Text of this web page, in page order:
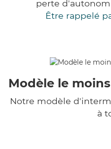
perte
Être rappelé
Modèle le
Notre modèle
à